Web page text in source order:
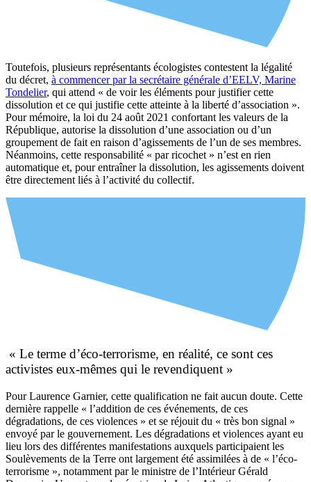
Toutefois, plusieurs représentants écologistes contestent la légalité
du décret, à commencer par la secrétaire générale d’EELV, Marine
Tondelier, qui attend « de voir les éléments pour justifier cette
dissolution et ce qui justifie cette atteinte à la liberté d’association ».
Pour mémoire, la loi du 24 août 2021 confortant les valeurs de la
République, autorise la dissolution d’une association ou d’un
groupement de fait en raison d’agissements de l’un de ses membres.
Néanmoins, cette responsabilité « par ricochet » n’est en rien
automatique et, pour entraîner la dissolution, les agissements doivent
être directement liés à l’activité du collectif.
« Le terme d’éco-terrorisme, en réalité, ce sont ces
activistes eux-mêmes qui le revendiquent »
Pour Laurence Garnier, cette qualification ne fait aucun doute. Cette
dernière rappelle « l’addition de ces événements, de ces
dégradations, de ces violences » et se réjouit du « très bon signal »
envoyé par le gouvernement. Les dégradations et violences ayant eu
lieu lors des différentes manifestations auxquels participaient les
Soulèvements de la Terre ont largement été assimilées à de « l’éco-
terrorisme », notamment par le ministre de l’Intérieur Gérald